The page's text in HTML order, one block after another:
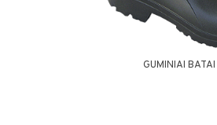
GUMINIAI BATAI